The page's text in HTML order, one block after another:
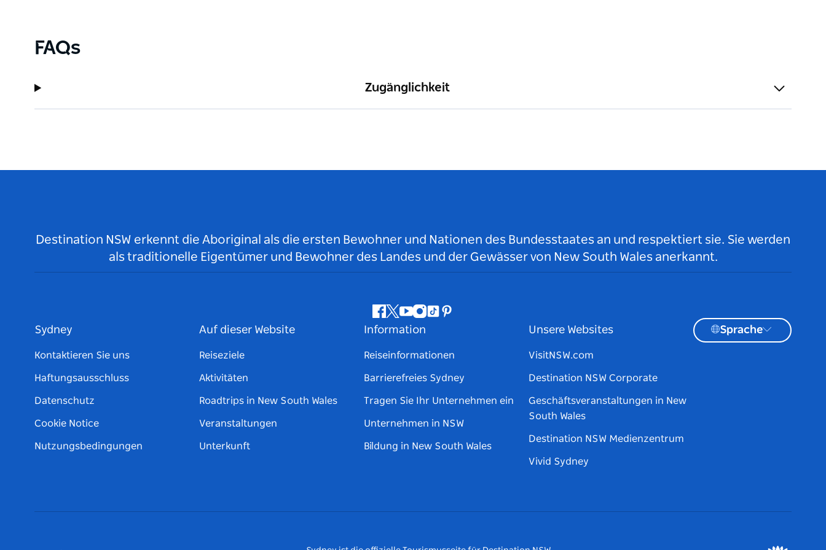
FAQs
Zugänglichkeit
Destination NSW erkennt die Aboriginal als die ersten Bewohner und Nationen des Bundesstaates an und respektiert sie. Sie werden
als traditionelle Eigentümer und Bewohner des Landes und der Gewässer von New South Wales anerkannt.
Facebook
Twitter
YouTube
Instagram
TikTokPinterest
Sydney
Kontaktieren Sie uns
Haftungsausschluss
Datenschutz
Cookie Notice
Nutzungsbedingungen
Auf dieser Website
Reiseziele
Aktivitäten
Roadtrips in New South Wales
Veranstaltungen
Unterkunft
Information
Reiseinformationen
Barrierefreies Sydney
Tragen Sie Ihr Unternehmen ein
Unternehmen in NSW
Bildung in New South Wales
Unsere Websites
VisitNSW.com
Destination NSW Corporate
Geschäftsveranstaltungen in New
South Wales
Destination NSW Medienzentrum
Vivid Sydney
Sprache